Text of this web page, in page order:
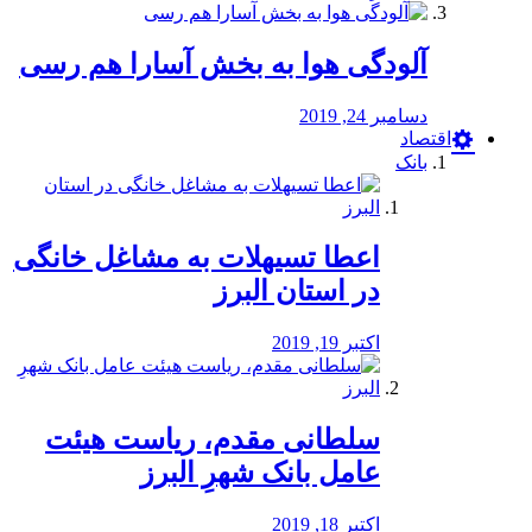
آلودگی هوا به بخش آسارا هم رسی
دسامبر 24, 2019
اقتصاد
بانک
️اعطا تسیهلات به مشاغل خانگی
در استان البرز
اکتبر 19, 2019
سلطانی مقدم، ریاست هیئت
عامل بانک شهرِ البرز
اکتبر 18, 2019